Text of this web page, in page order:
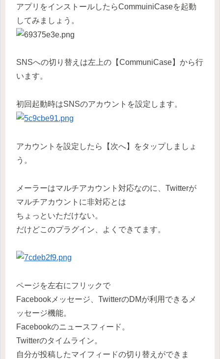
アプリをインストールしたらCommuiniCaseを起動
してみましょう。
SNSへの切り替えは左上の【CommuniCase】から行
います。
初回起動時はSNSのアカウントを設定します。
アカウントを設定したら【次へ】をタップしましょ
う。
メーラーはマルチアカウント対応なのに、Twitterが
マルチアカウントに非対応とは
ちょっといただけない。
だけどこのプラグイン、よくできてます。
ページを左右にフリックで
Facebookメッセージ、TwitterのDMが利用できるメ
ッセージ機能。
Facebookのニュースフィード。
Twitterのタイムライン。
自分が投稿したマイフィードの切り替えができま